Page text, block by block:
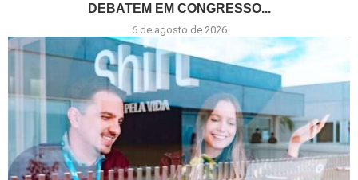
DEBATEM EM CONGRESSO...
6 de agosto de 2026